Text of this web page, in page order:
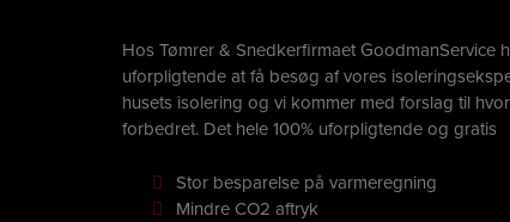
Hos Tømrer & Snedkerfirmaet GoodmanService
uforpligtende at få besøg af vores
husets isolering og vi kommer med forslag til
forbedret. Det hele 100% uforpligtende og gratis
Stor besparelse på varmeregning
Mindre CO2 aftryk